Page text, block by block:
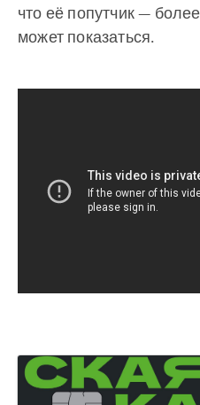
что её попутчик —
может показаться.